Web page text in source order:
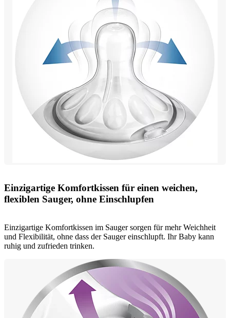
Einzigartige Komfortkissen für einen weichen,
flexiblen Sauger, ohne Einschlupfen
Einzigartige Komfortkissen im Sauger sorgen für mehr Weichheit
und Flexibilität, ohne dass der Sauger einschlupft. Ihr Baby kann
ruhig und zufrieden trinken.